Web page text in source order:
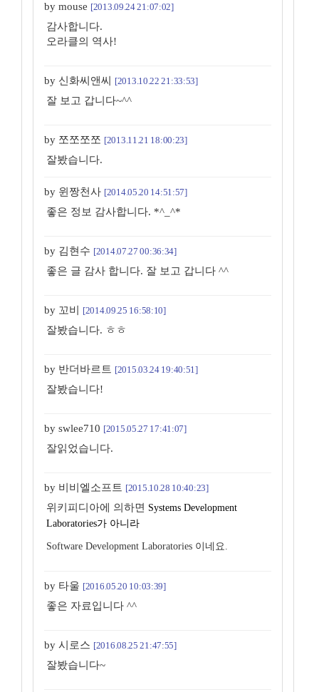
by mouse [2013.09.24 21:07:02]
감사합니다.
오라클의 역사!
by 신화씨앤씨 [2013.10.22 21:33:53]
잘 보고 갑니다~^^
by 쪼쪼쪼쪼 [2013.11.21 18:00:23]
잘봤습니다.
by 윈짱천사 [2014.05.20 14:51:57]
좋은 정보 감사합니다. *^_^*
by 김현수 [2014.07.27 00:36:34]
좋은 글 감사 합니다. 잘 보고 갑니다 ^^
by 꼬비 [2014.09.25 16:58:10]
잘봤습니다. ㅎㅎ
by 반더바르트 [2015.03.24 19:40:51]
잘봤습니다!
by swlee710 [2015.05.27 17:41:07]
잘읽었습니다.
by 비비엘소프트 [2015.10.28 10:40:23]
위키피디아에 의하면 Systems Development
Laboratories가 아니라
Software Development Laboratories 이네요.
by 타울 [2016.05.20 10:03:39]
좋은 자료입니다 ^^
by 시로스 [2016.08.25 21:47:55]
잘봤습니다~